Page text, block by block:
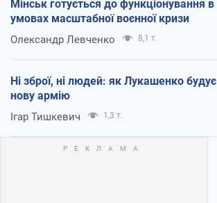
Мінськ готується до функціонування в
умовах масштабної воєнної кризи
Олександр Левченко 8,1 т.
Ні зброї, ні людей: як Лукашенко будує
нову армію
Ігар Тишкевич 1,3 т.